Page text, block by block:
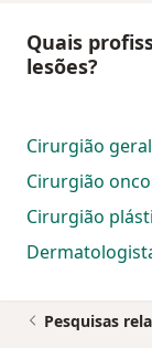
Quais
lesões?
Cirurgião geral
Cirurgião
Cirurgião
Pesquisas